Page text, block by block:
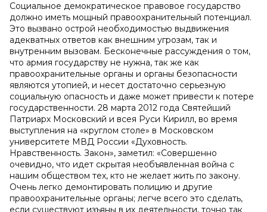
Социальное демократическое правовое государство
должно иметь мощный правоохранительный потенциал.
Это вызвано острой необходимостью выдвижения
адекватных ответов как внешним угрозам, так и
внутренним вызовам. Бесконечные рассуждения о том,
что армия государству не нужна, так же как
правоохранительные органы и органы безопасности
являются утопией, и несет достаточно серьезную
социальную опасность и даже может привести к потере
государственности. 28 марта 2012 года Святейший
Патриарх Московский и всея Руси Кирилл, во время
выступления на «круглом столе» в Московском
университете МВД России «Духовность.
Нравственность. Закон», заметил: «Совершенно
очевидно, что идет скрытая необъявленная война с
нашим обществом тех, кто не желает жить по закону.
Очень легко демонтировать полицию и другие
правоохранительные органы; легче всего это сделать,
если существуют изъяны в их деятельности, точно так